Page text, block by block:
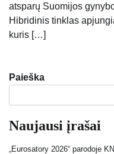
atsparų Suomijos
Hibridinis tinklas
kuris […]
Paieška
Naujausi įrašai
„Eurosatory 2026“ parodoje